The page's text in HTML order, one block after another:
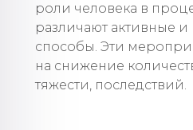
роли человека в
различают активные
способы. Эти
на снижение
тяжести, последствий.